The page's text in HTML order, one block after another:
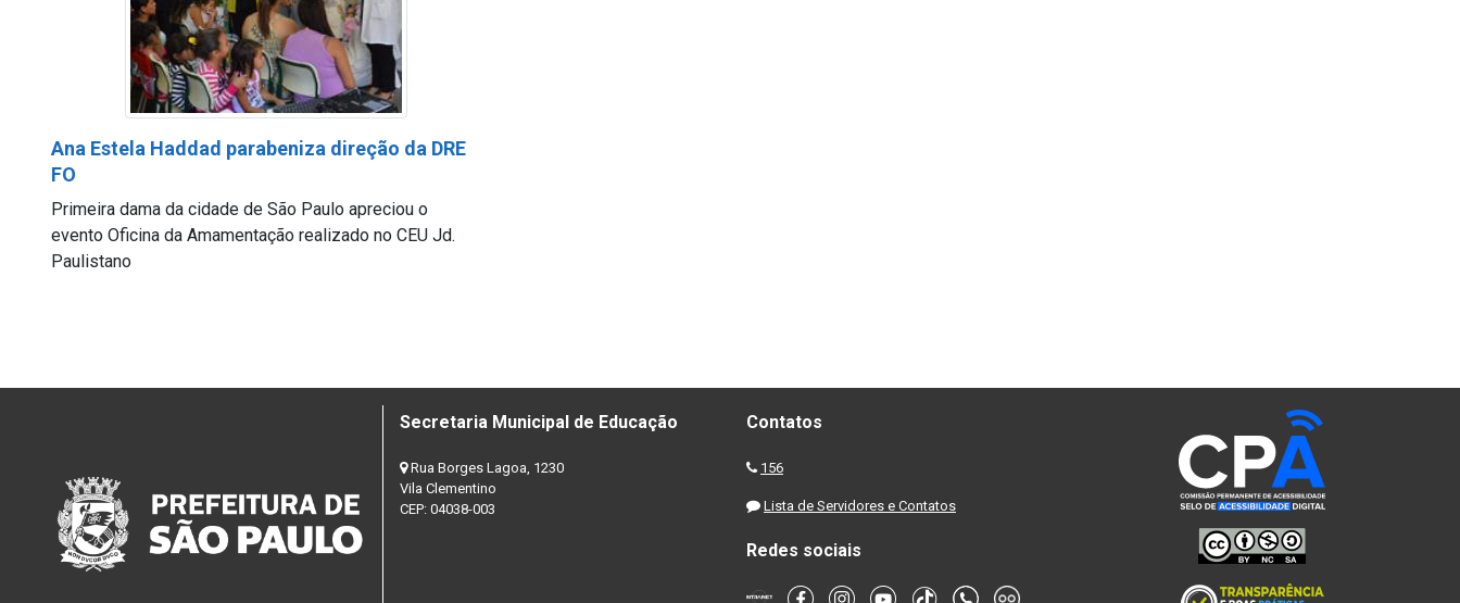
Ana Estela Haddad parabeniza direção da DRE
FO
Primeira dama da cidade de São Paulo apreciou o
evento Oficina da Amamentação realizado no CEU Jd.
Paulistano
Secretaria Municipal de Educação
Rua Borges Lagoa, 1230
Vila Clementino
CEP: 04038-003
Contatos
156
Lista de Servidores e Contatos
Redes sociais